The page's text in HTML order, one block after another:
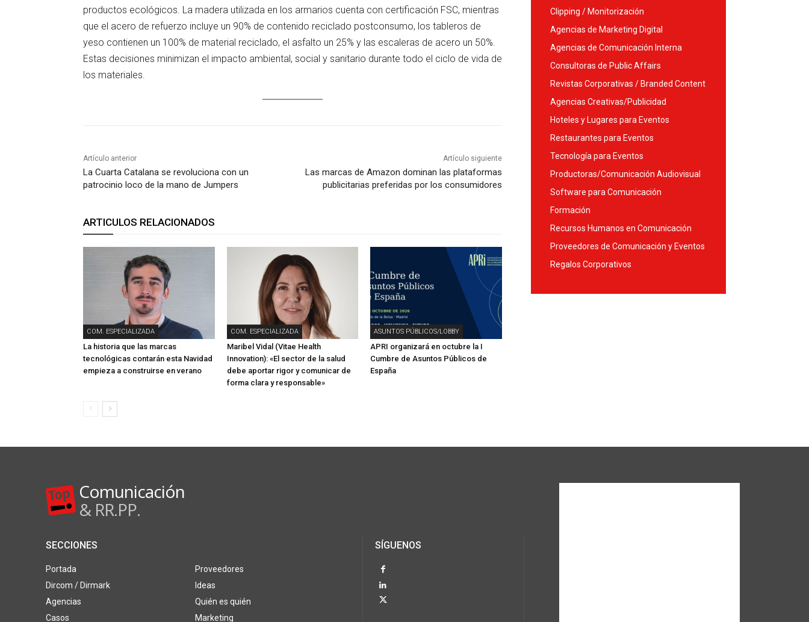
productos ecológicos. La madera utilizada en los armarios cuenta con certificación FSC, mientras
que el acero de refuerzo incluye un 90% de contenido reciclado postconsumo, los tableros de
yeso contienen un 100% de material reciclado, el asfalto un 25% y las escaleras de acero un 50%.
Estas decisiones minimizan el impacto ambiental, social y sanitario durante todo el ciclo de vida de
los materiales.
Artículo anterior
La Cuarta Catalana se revoluciona con un
patrocinio loco de la mano de Jumpers
Artículo siguiente
Las marcas de Amazon dominan las plataformas
publicitarias preferidas por los consumidores
ARTICULOS RELACIONADOS
COM. ESPECIALIZADA
La historia que las marcas
tecnológicas contarán esta Navidad
empieza a construirse en verano
COM. ESPECIALIZADA
Maribel Vidal (Vitae Health
Innovation): «El sector de la salud
debe aportar rigor y comunicar de
forma clara y responsable»
ASUNTOS PÚBLICOS/LOBBY
APRI organizará en octubre la I
Cumbre de Asuntos Públicos de
España
Clipping / Monitorización
Agencias de Marketing Digital
Agencias de Comunicación Interna
Consultoras de Public Affairs
Revistas Corporativas / Branded Content
Agencias Creativas/Publicidad
Hoteles y Lugares para Eventos
Restaurantes para Eventos
Tecnología para Eventos
Productoras/Comunicación Audiovisual
Software para Comunicación
Formación
Recursos Humanos en Comunicación
Proveedores de Comunicación y Eventos
Regalos Corporativos
Comunicación
& RR.PP.
SECCIONES
Portada
Dircom / Dirmark
Agencias
Casos
Proveedores
Ideas
Quién es quién
Marketing
SÍGUENOS